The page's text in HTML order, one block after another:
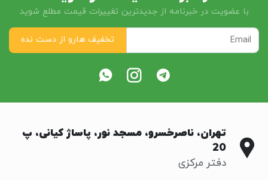
با عضویت در خبرنامه از جدیدترین تغییرات قیمت مطلع شوید
تهران، ناصرخسرو، مسجد نور، پاساژ کیانی، پ
20
دفتر مرکزی